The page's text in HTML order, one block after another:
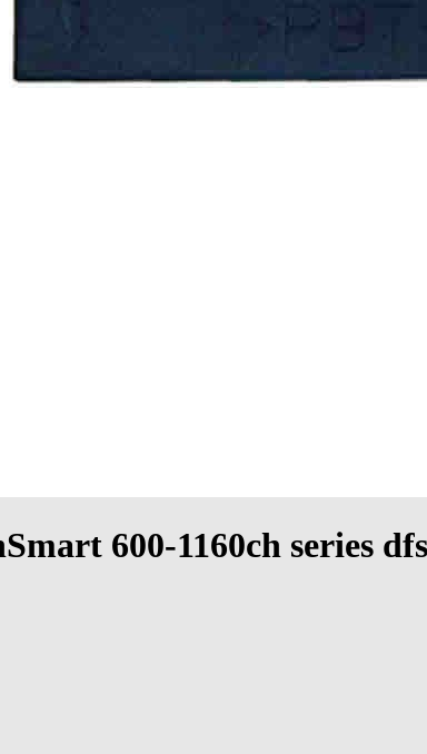
600-1160ch series